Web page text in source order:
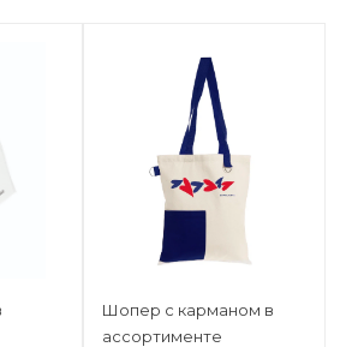
Шопер с карманом в
ассортименте